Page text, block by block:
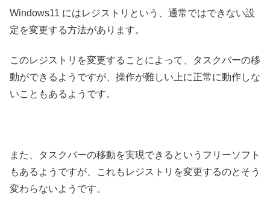
Windows11 にはレジストリという、通常ではできない設
定を変更する方法があります。
このレジストリを変更することによって、タスクバーの移
動ができるようですが、操作が難しい上に正常に動作しな
いこともあるようです。
また、タスクバーの移動を実現できるというフリーソフト
もあるようですが、これもレジストリを変更するのとそう
変わらないようです。